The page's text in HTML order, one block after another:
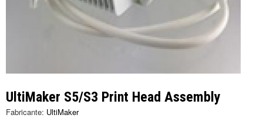
UltiMaker S5/S3 Print Head Assembly
Fabricante: UltiMaker